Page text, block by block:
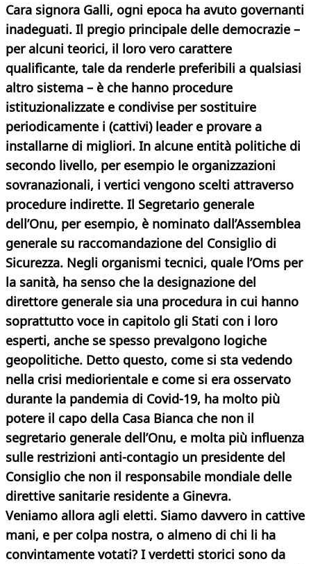
Cara signora Galli, ogni epoca ha avuto governanti
inadeguati. Il pregio principale delle democrazie –
per alcuni teorici, il loro vero carattere
qualificante, tale da renderle preferibili a qualsiasi
altro sistema – è che hanno procedure
istituzionalizzate e condivise per sostituire
periodicamente i (cattivi) leader e provare a
installarne di migliori. In alcune entità politiche di
secondo livello, per esempio le organizzazioni
sovranazionali, i vertici vengono scelti attraverso
procedure indirette. Il Segretario generale
dell’Onu, per esempio, è nominato dall’Assemblea
generale su raccomandazione del Consiglio di
Sicurezza. Negli organismi tecnici, quale l’Oms per
la sanità, ha senso che la designazione del
direttore generale sia una procedura in cui hanno
soprattutto voce in capitolo gli Stati con i loro
esperti, anche se spesso prevalgono logiche
geopolitiche. Detto questo, come si sta vedendo
nella crisi mediorientale e come si era osservato
durante la pandemia di Covid-19, ha molto più
potere il capo della Casa Bianca che non il
segretario generale dell’Onu, e molta più influenza
sulle restrizioni anti-contagio un presidente del
Consiglio che non il responsabile mondiale delle
direttive sanitarie residente a Ginevra.
Veniamo allora agli eletti. Siamo davvero in cattive
mani, e per colpa nostra, o almeno di chi li ha
convintamente votati? I verdetti storici sono da